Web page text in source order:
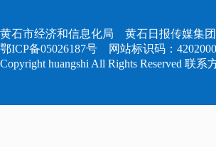
黄石市经济和信息化局 黄石日报传媒集
鄂ICP备05026187号 网站标识码：
Copyright huangshi All Rights Reserved 联系